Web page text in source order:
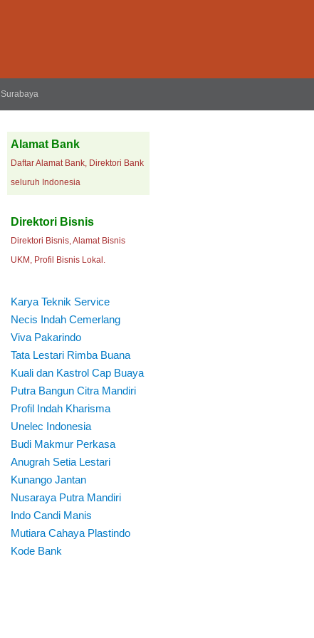
Surabaya
Alamat Bank
Daftar Alamat Bank, Direktori Bank
seluruh Indonesia
Direktori Bisnis
Direktori Bisnis, Alamat Bisnis
UKM, Profil Bisnis Lokal.
Karya Teknik Service
Necis Indah Cemerlang
Viva Pakarindo
Tata Lestari Rimba Buana
Kuali dan Kastrol Cap Buaya
Putra Bangun Citra Mandiri
Profil Indah Kharisma
Unelec Indonesia
Budi Makmur Perkasa
Anugrah Setia Lestari
Kunango Jantan
Nusaraya Putra Mandiri
Indo Candi Manis
Mutiara Cahaya Plastindo
Kode Bank